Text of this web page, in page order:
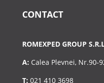
CONTACT
ROMEXPED GROUP
A: Calea Plevnei, Nr.90-
T: 021 410 3698